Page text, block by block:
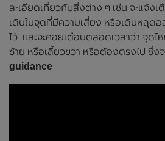
ละเอียดเกี่ยวกับสิ่งต่าง ๆ เช่น จะแจ้ง
เดินในจุดที่มีความเสี่ยง หรือเดินหลุด
ไว้ และจะคอยเตือนตลอดเวลาว่า จุดไ
ซ้าย หรือเลี้ยวขวา หรือต้องตรงไป ซึ่งจ
guidance